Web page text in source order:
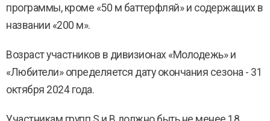
программы, кроме «50 м баттерфляй» и содержащих в
названии «200 м».
Возраст участников в дивизионах «Молодежь» и
«Любители» определяется дату окончания сезона - 31
октября 2024 года.